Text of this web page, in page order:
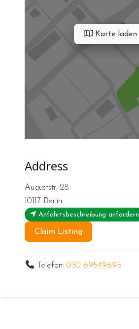
Karte laden
Address
Auguststr. 28
10117 Berlin
Anfahrtsbeschreibung anfordern
Claim Listing
Telefon:030 69549695